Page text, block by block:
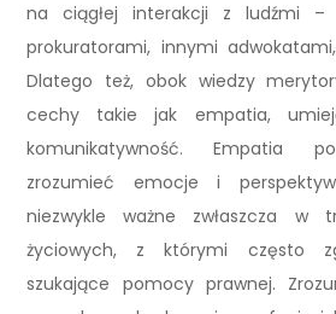
na ciągłej interakcji z ludźmi –
prokuratorami, innymi
Dlatego też, obok wiedzy
cechy takie jak empatia,
komunikatywność. Empatia
zrozumieć emocje i
niezwykle ważne zwłaszcza w
życiowych, z którymi często
szukające pomocy prawnej.